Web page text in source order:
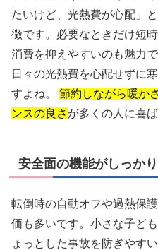
たいけど、光熱費が心配」
徴です。必要なときだけ短
消費を抑えやすいのも魅力で
日々の光熱費を心配せずに
すよね。 節約しながら暖か
ンスの良さ が多くの人に喜
安全面の機能がしっか
転倒時の自動オフや過熱保
価も多いです。小さな子ど
ょっとした事故を防ぎやす